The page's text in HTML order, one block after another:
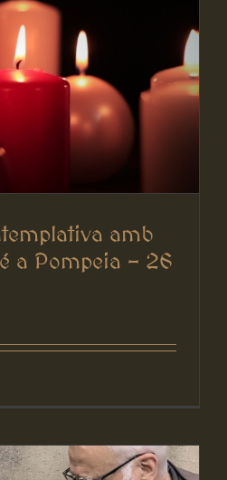
amb
a Pompeia – 26